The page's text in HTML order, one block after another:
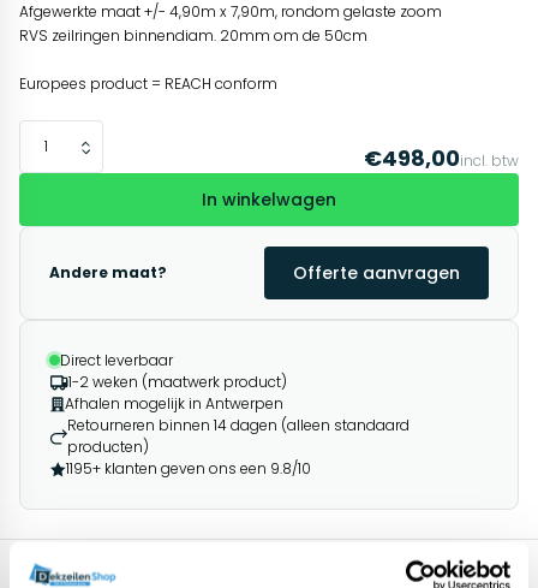
Afgewerkte maat +/- 4,90m x 7,90m, rondom gelaste zoom
RVS zeilringen binnendiam. 20mm om de 50cm
Europees product = REACH conform
€498,00incl. btw
In winkelwagen
Andere maat? Offerte aanvragen
Direct leverbaar
1-2 weken (maatwerk product)
Afhalen mogelijk in Antwerpen
Retourneren binnen 14 dagen (alleen standaard
producten)
1195+ klanten geven ons een 9.8/10
OmschrijvingGerelateerde producten